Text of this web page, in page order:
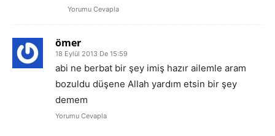
Yorumu Cevapla
ömer
18 Eylül 2013 De 15:59
abi ne berbat bir şey imiş hazır ailemle aram
bozuldu düşene Allah yardım etsin bir şey
demem
Yorumu Cevapla